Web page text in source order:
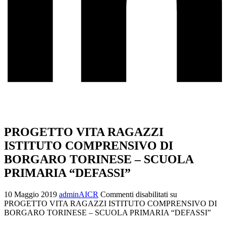
PROGETTO VITA RAGAZZI
ISTITUTO COMPRENSIVO DI
BORGARO TORINESE – SCUOLA
PRIMARIA “DEFASSI”
10 Maggio 2019 adminAICR Commenti disabilitati su
PROGETTO VITA RAGAZZI ISTITUTO COMPRENSIVO DI
BORGARO TORINESE – SCUOLA PRIMARIA “DEFASSI”